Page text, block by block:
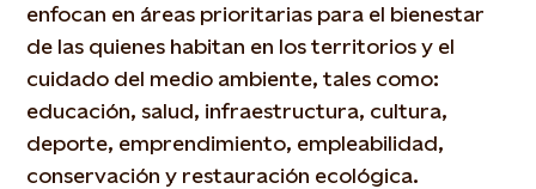
enfocan en áreas prioritarias para el bienestar
de las quienes habitan en los territorios y el
cuidado del medio ambiente, tales como:
educación, salud, infraestructura, cultura,
deporte, emprendimiento, empleabilidad,
conservación y restauración ecológica.